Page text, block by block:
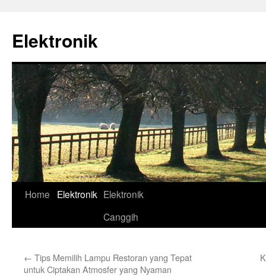
content
Elektronik
Home Elektronik Elektronik
Canggih
← Tips Memilih Lampu Restoran yang Tepat
untuk Ciptakan Atmosfer yang Nyaman